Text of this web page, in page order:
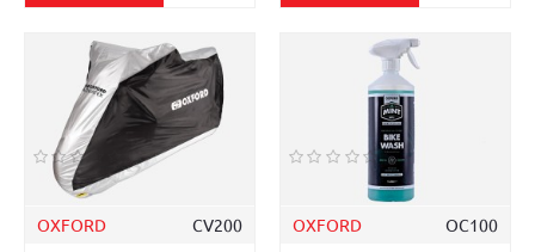
OXFORD CV200 OXFORD OC100